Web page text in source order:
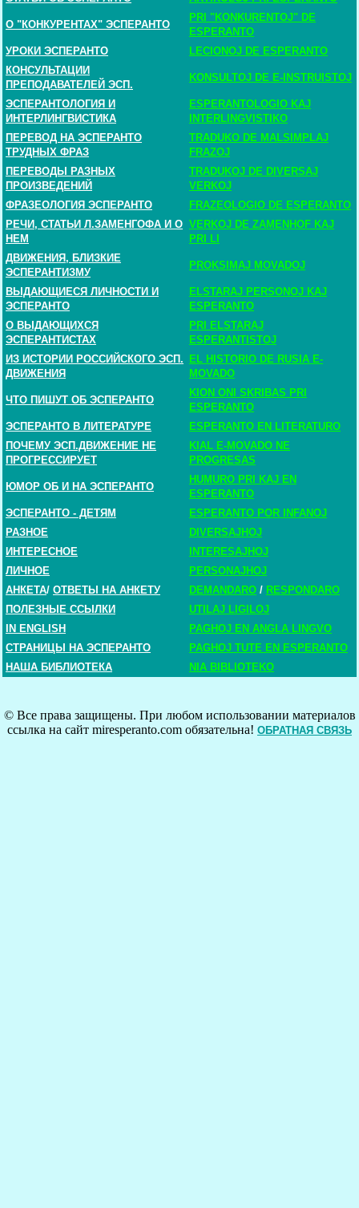
О "КОНКУРЕНТАХ" ЭСПЕРАНТО
PRI "KONKURENTOJ" DE
ESPERANTO
УРОКИ ЭСПЕРАНТО
LECIONOJ DE ESPERANTO
КОНСУЛЬТАЦИИ
ПРЕПОДАВАТЕЛЕЙ ЭСП.
KONSULTOJ DE E-INSTRUISTOJ
ЭСПЕРАНТОЛОГИЯ И
ИНТЕРЛИНГВИСТИКА
ESPERANTOLOGIO KAJ
INTERLINGVISTIKO
ПЕРЕВОД НА ЭСПЕРАНТО
ТРУДНЫХ ФРАЗ
TRADUKO DE MALSIMPLAJ
FRAZOJ
ПЕРЕВОДЫ РАЗНЫХ
ПРОИЗВЕДЕНИЙ
TRADUKOJ DE DIVERSAJ
VERKOJ
ФРАЗЕОЛОГИЯ ЭСПЕРАНТО
FRAZEOLOGIO DE ESPERANTO
РЕЧИ, СТАТЬИ Л.ЗАМЕНГОФА И О
НЕМ
VERKOJ DE ZAMENHOF KAJ
PRI LI
ДВИЖЕНИЯ, БЛИЗКИЕ
ЭСПЕРАНТИЗМУ
PROKSIMAJ MOVADOJ
ВЫДАЮЩИЕСЯ ЛИЧНОСТИ И
ЭСПЕРАНТО
ELSTARAJ PERSONOJ KAJ
ESPERANTO
О ВЫДАЮЩИХСЯ
ЭСПЕРАНТИСТАХ
PRI ELSTARAJ
ESPERANTISTOJ
ИЗ ИСТОРИИ РОССИЙСКОГО ЭСП.
ДВИЖЕНИЯ
EL HISTORIO DE RUSIA E-
MOVADO
ЧТО ПИШУТ ОБ ЭСПЕРАНТО
KION ONI SKRIBAS PRI
ESPERANTO
ЭСПЕРАНТО В ЛИТЕРАТУРЕ
ESPERANTO EN LITERATURO
ПОЧЕМУ ЭСП.ДВИЖЕНИЕ НЕ
ПРОГРЕССИРУЕТ
KIAL E-MOVADO NE
PROGRESAS
ЮМОР ОБ И НА ЭСПЕРАНТО
HUMURO PRI KAJ EN
ESPERANTO
ЭСПЕРАНТО - ДЕТЯМ
ESPERANTO POR INFANOJ
РАЗНОЕ
DIVERSAJHOJ
ИНТЕРЕСНОЕ
INTERESAJHOJ
ЛИЧНОЕ
PERSONAJHOJ
АНКЕТА/ ОТВЕТЫ НА АНКЕТУ DEMANDARO / RESPONDARO
ПОЛЕЗНЫЕ ССЫЛКИ
UTILAJ LIGILOJ
IN ENGLISH
PAGHOJ EN ANGLA LINGVO
СТРАНИЦЫ НА ЭСПЕРАНТО
PAGHOJ TUTE EN ESPERANTO
НАША БИБЛИОТЕКА
NIA BIBLIOTEKO
© Все права защищены. При любом использовании материалов
ссылка на сайт miresperanto.com обязательна! ОБРАТНАЯ СВЯЗЬ